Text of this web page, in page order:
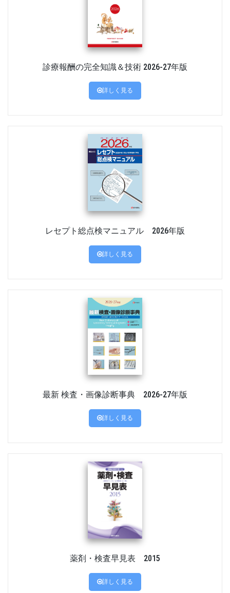
診療報酬の完全知識＆技術 2026-27年版
詳しく見る
レセプト総点検マニュアル 2026年版
詳しく見る
最新 検査・画像診断事典 2026-27年版
詳しく見る
薬剤・検査早見表 2015
詳しく見る